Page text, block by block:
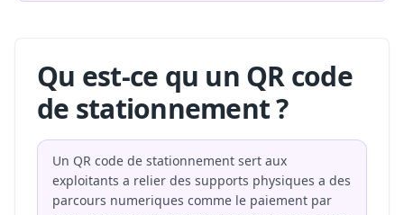
Qu est-ce qu un QR code
de stationnement ?
Un QR code de stationnement sert aux
exploitants a relier des supports physiques a des
parcours numeriques comme le paiement par